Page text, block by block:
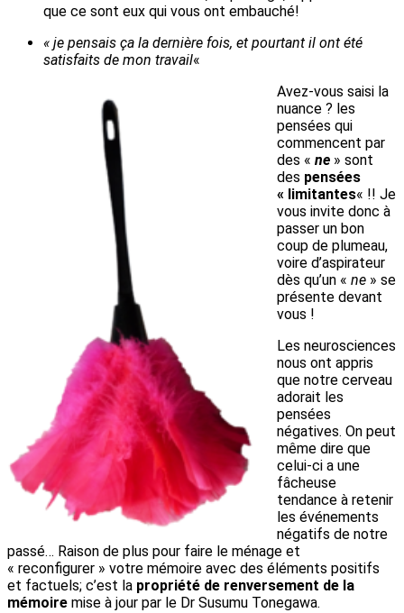
que ce sont eux qui vous ont embauché!
« je pensais ça la dernière fois, et pourtant il ont été
satisfaits de mon travail«
Avez-vous saisi la
nuance ? les
pensées qui
commencent par
des « ne » sont
des pensées
« limitantes« !! Je
vous invite donc à
passer un bon
coup de plumeau,
voire d’aspirateur
dès qu’un « ne » se
présente devant
vous !
Les neurosciences
nous ont appris
que notre cerveau
adorait les
pensées
négatives. On peut
même dire que
celui-ci a une
fâcheuse
tendance à retenir
les événements
négatifs de notre
passé… Raison de plus pour faire le ménage et
« reconfigurer » votre mémoire avec des éléments positifs
et factuels; c’est la propriété de renversement de la
mémoire mise à jour par le Dr Susumu Tonegawa.